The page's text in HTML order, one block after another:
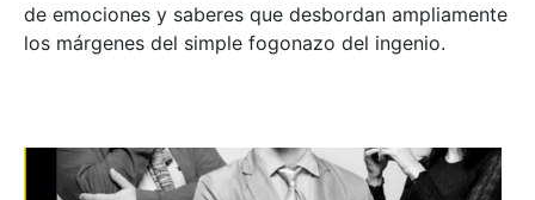
de emociones y saberes que desbordan ampliamente
los márgenes del simple fogonazo del ingenio.